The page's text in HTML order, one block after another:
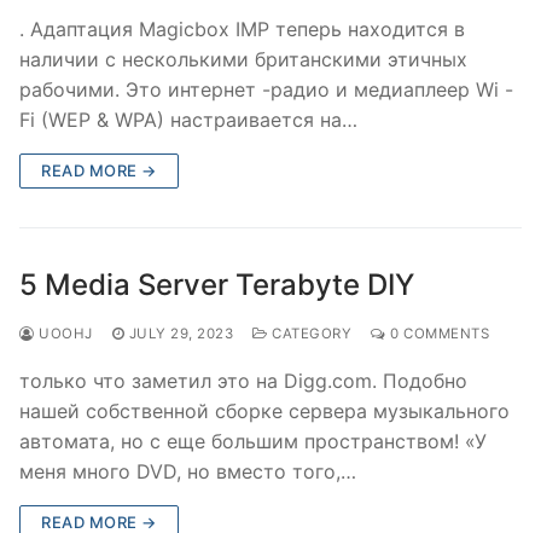
. Адаптация Magicbox IMP теперь находится в
наличии с несколькими британскими этичных
рабочими. Это интернет -радио и медиаплеер Wi -
Fi (WEP & WPA) настраивается на…
READ MORE →
5 Media Server Terabyte DIY
UOOHJ JULY 29, 2023 CATEGORY 0 COMMENTS
только что заметил это на Digg.com. Подобно
нашей собственной сборке сервера музыкального
автомата, но с еще большим пространством! «У
меня много DVD, но вместо того,…
READ MORE →